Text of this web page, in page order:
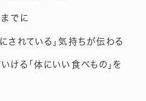
でに
されている」気持ちが伝わる
ける「体にいい食べもの」を